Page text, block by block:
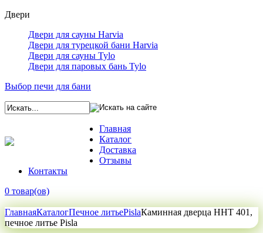
Двери
Двери для сауны Harvia
Двери для турецкой бани Harvia
Двери для сауны Tylo
Двери для паровых бань Tylo
Выбор печи для бани
Главная
Каталог
Доставка
Отзывы
Контакты
0 товар(ов)
ГлавнаяКаталогПечное литьеPislaКаминная дверца HHT 401,
печное литье Pisla